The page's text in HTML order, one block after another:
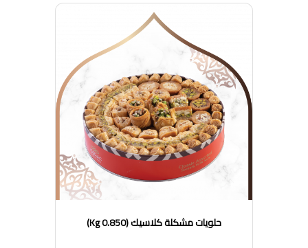
حلويات مشكلة كلاسيك (0.850 Kg)